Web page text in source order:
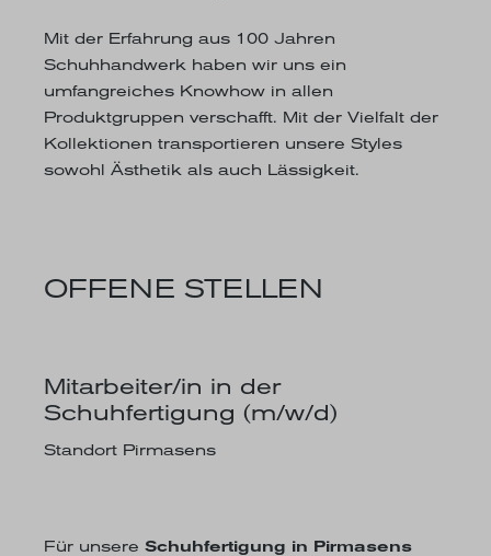
Mit der Erfahrung aus 100 Jahren
Schuhhandwerk haben wir uns ein
umfangreiches Knowhow in allen
Produktgruppen verschafft. Mit der Vielfalt der
Kollektionen transportieren unsere Styles
sowohl Ästhetik als auch Lässigkeit.
OFFENE STELLEN
Mitarbeiter/in in der
Schuhfertigung (m/w/d)
Standort Pirmasens
Für unsere Schuhfertigung in Pirmasens